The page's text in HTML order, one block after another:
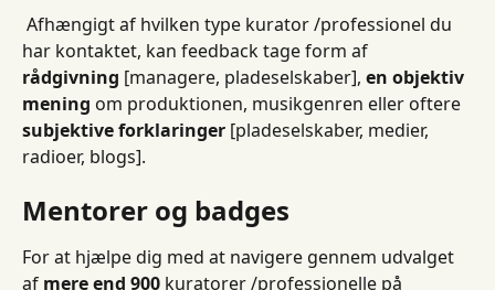
har kontaktet, kan feedback tage form af
rådgivning [managere, pladeselskaber], en objektiv
mening om produktionen, musikgenren eller oftere
subjektive forklaringer [pladeselskaber, medier,
radioer, blogs].
Mentorer og badges
For at hjælpe dig med at navigere gennem udvalget
af mere end 900 kuratorer /professionelle på